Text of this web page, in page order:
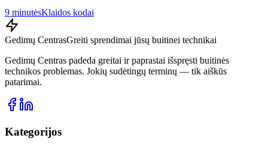
9 minutėsKlaidos kodai
Gedimų CentrasGreiti sprendimai jūsų buitinei technikai
Gedimų Centras padeda greitai ir paprastai išspręsti buitinės
technikos problemas. Jokių sudėtingų terminų — tik aiškūs
patarimai.
Kategorijos